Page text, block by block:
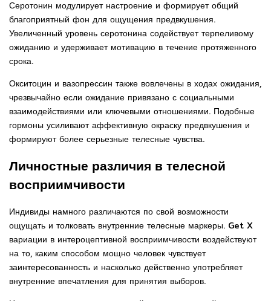
Серотонин модулирует настроение и формирует общий
благоприятный фон для ощущения предвкушения.
Увеличенный уровень серотонина содействует терпеливому
ожиданию и удерживает мотивацию в течение протяженного
срока.
Окситоцин и вазопрессин также вовлечены в ходах ожидания,
чрезвычайно если ожидание привязано с социальными
взаимодействиями или ключевыми отношениями. Подобные
гормоны усиливают аффективную окраску предвкушения и
формируют более серьезные телесные чувства.
Личностные различия в телесной
восприимчивости
Индивиды намного различаются по свой возможности
ощущать и толковать внутренние телесные маркеры. Get X
вариации в интероцептивной восприимчивости воздействуют
на то, каким способом мощно человек чувствует
заинтересованность и насколько действенно употребляет
внутренние впечатления для принятия выборов.